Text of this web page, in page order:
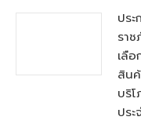
ปร
รา
เลื
สิน
บริ
ปร